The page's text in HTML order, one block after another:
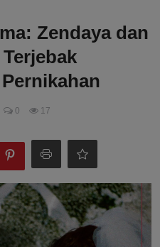
Zendaya dan
0 17